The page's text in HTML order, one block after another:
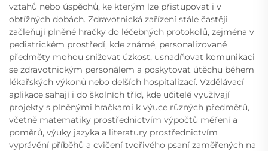
vztahů nebo úspěchů, ke kterým lze přistupovat i v
obtížných dobách. Zdravotnická zařízení stále častěji
začleňují plněné hračky do léčebných protokolů, zejména v
pediatrickém prostředí, kde známé, personalizované
předměty mohou snižovat úzkost, usnadňovat komunikaci
se zdravotnickým personálem a poskytovat útěchu během
lékařských výkonů nebo delších hospitalizací. Vzdělávací
aplikace sahají i do školních tříd, kde učitelé využívají
projekty s plněnými hračkami k výuce různých předmětů,
včetně matematiky prostřednictvím výpočtů měření a
poměrů, výuky jazyka a literatury prostřednictvím
vyprávění příběhů a cvičení tvořivého psaní zaměřených na